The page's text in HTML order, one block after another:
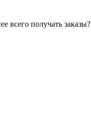
всего получать заказы?